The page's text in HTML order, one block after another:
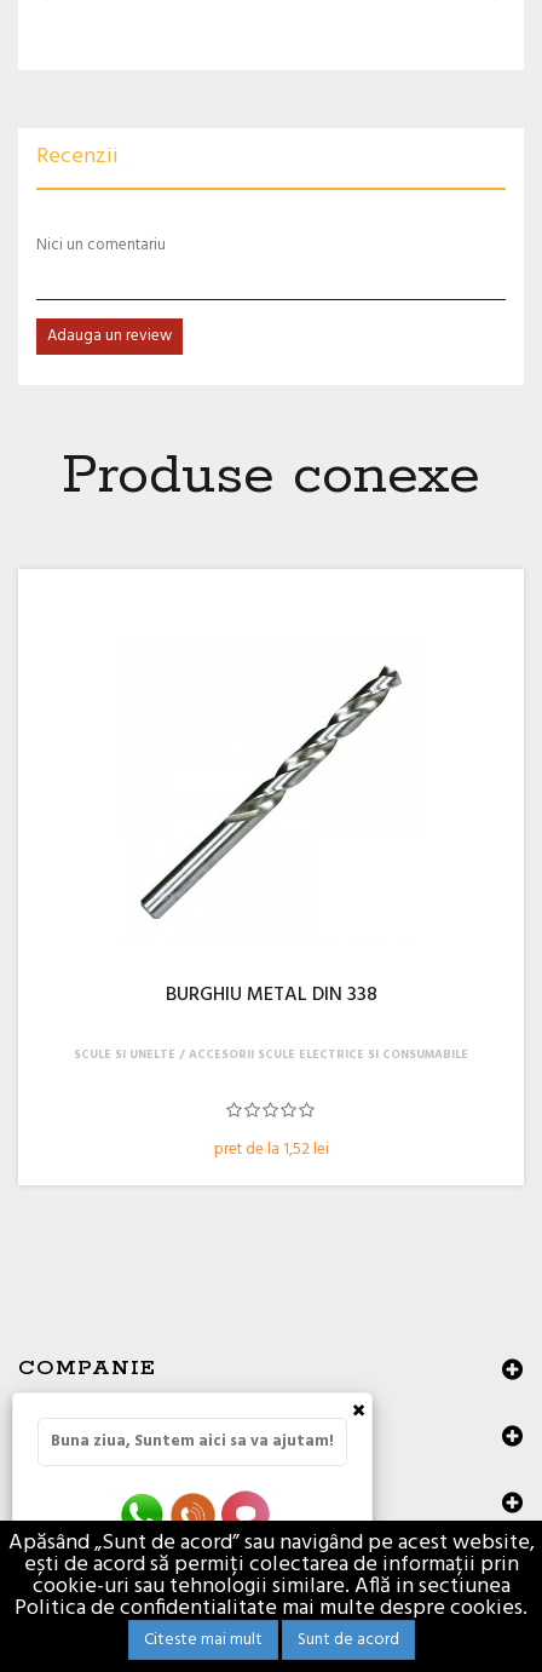
Recenzii
Nici un comentariu
Adauga un review
Produse conexe
BURGHIU METAL DIN 338
pret de la 1,52 lei
SCULE SI UNELTE ACCESORII SCULE ELECTRICE SI CONSUMABILE
COMPANIE
CATEGORII
DATE DE CONTACT
Toate drepturile rezervate © 2026 |ANPC
Apăsând „Sunt de acord” sau navigând pe acest website,
ești de acord să permiți colectarea de informații prin
cookie-uri sau tehnologii similare. Află in sectiunea
Politica de confidentialitate mai multe despre cookies.
Citeste mai mult Sunt de acord
×
Buna ziua, Suntem aici sa va ajutam!